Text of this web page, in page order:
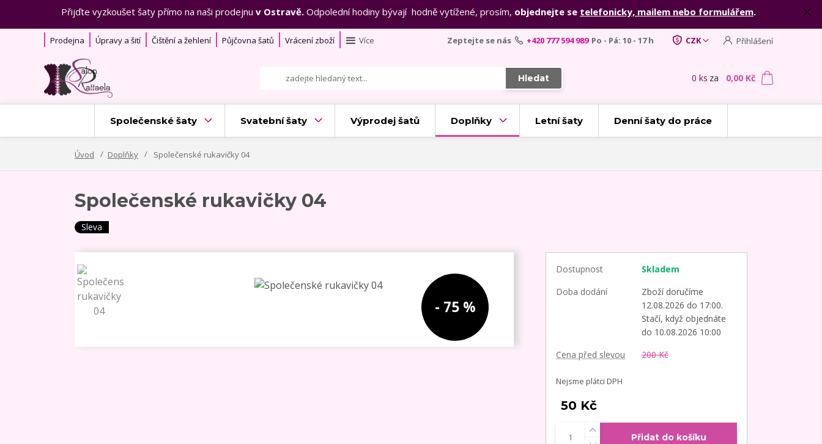
Přijďte vyzkoušet šaty přímo na naši prodejnu v Ostravě. Odpolední hodiny bývají hodně vytížené, prosím, objednejte se telefonicky, mailem nebo formulářem.
Prodejna Úpravy a šití Čištění a žehlení Půjčovna šatů Vrácení zboží Více CZK Přihlášení
Hledat
Zeptejte se nás +420 777 594 989 Po - Pá: 10 - 17 h
0 ks za 0,00 Kč
Společenské šaty Svatební šaty Výprodej šatů Doplňky Letní šaty Denní šaty do práce
Úvod Doplňky Společenské rukavičky 04
Společenské rukavičky 04
Sleva
- 75 %
Dostupnost
Skladem
Doba dodání
Zboží doručíme
12.08.2026 do 17:00.
Stačí, když objednáte
do 10.08.2026 10:00
Cena před slevou
200 Kč
Nejsme plátci DPH
50 Kč
Přidat do košíku